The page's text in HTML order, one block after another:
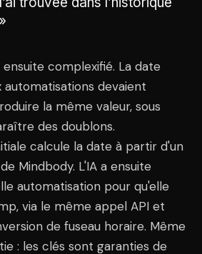
complexifié. La date
automatisations devaient
la même valeur, sous
des doublons.
calcule la date à partir d'un
Mindbody. L'IA a ensuite
automatisation pour qu'elle
via le même appel API et
de fuseau horaire. Même
: les clés sont garanties de